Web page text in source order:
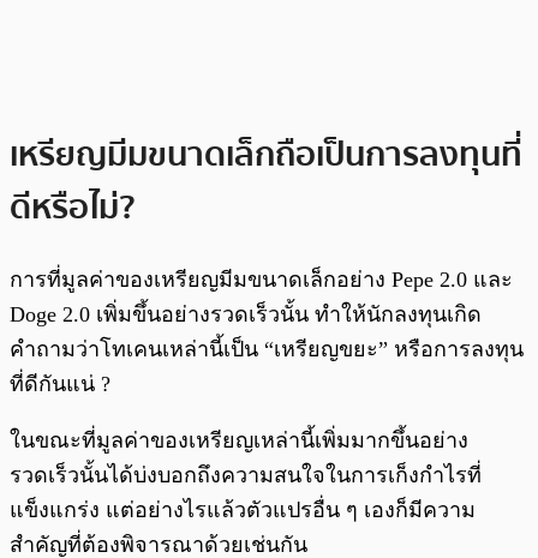
เหรียญมีมขนาดเล็กถือเป็นการลงทุนที่
ดีหรือไม่?
การที่มูลค่าของเหรียญมีมขนาดเล็กอย่าง Pepe 2.0 และ
Doge 2.0 เพิ่มขึ้นอย่างรวดเร็วนั้น ทำให้นักลงทุนเกิด
คำถามว่าโทเคนเหล่านี้เป็น “เหรียญขยะ” หรือการลงทุน
ที่ดีกันแน่ ?
ในขณะที่มูลค่าของเหรียญเหล่านี้เพิ่มมากขึ้นอย่าง
รวดเร็วนั้นได้บ่งบอกถึงความสนใจในการเก็งกำไรที่
แข็งแกร่ง แต่อย่างไรแล้วตัวแปรอื่น ๆ เองก็มีความ
สำคัญที่ต้องพิจารณาด้วยเช่นกัน